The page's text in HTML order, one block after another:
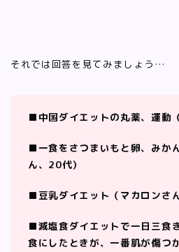
それでは回答を見てみましょう…
■中国ダイエットの丸薬、運動
■一食をさつまいもと卵、みか
ん、20代）
■豆乳ダイエット（マカロンさ
■減塩食ダイエットで一日三食
食にしたときが、一番肌が傷つ